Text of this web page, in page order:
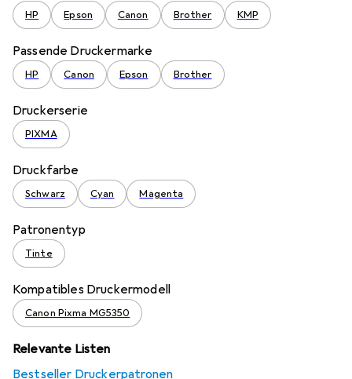
HP Epson Canon Brother KMP
Passende Druckermarke
HP Canon Epson Brother
Druckerserie
PIXMA
Druckfarbe
Schwarz Cyan Magenta
Patronentyp
Tinte
Kompatibles Druckermodell
Canon Pixma MG5350
Relevante Listen
Bestseller Druckerpatronen